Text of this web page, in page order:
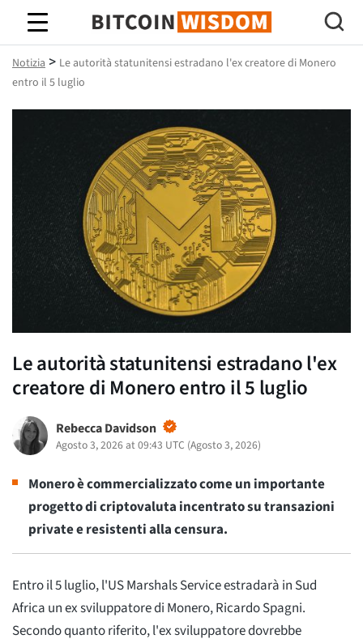
Saggezza Bitcoin
Notizia > Le autorità statunitensi estradano l'ex creatore di Monero
entro il 5 luglio
Le autorità statunitensi estradano l'ex
creatore di Monero entro il 5 luglio
Rebecca Davidson
Agosto 3, 2026 at 09:43 UTC (Agosto 3, 2026)
Monero è commercializzato come un importante
progetto di criptovaluta incentrato su transazioni
private e resistenti alla censura.
Entro il 5 luglio, l'US Marshals Service estradarà in Sud
Africa un ex sviluppatore di Monero, Ricardo Spagni.
Secondo quanto riferito, l'ex sviluppatore dovrebbe